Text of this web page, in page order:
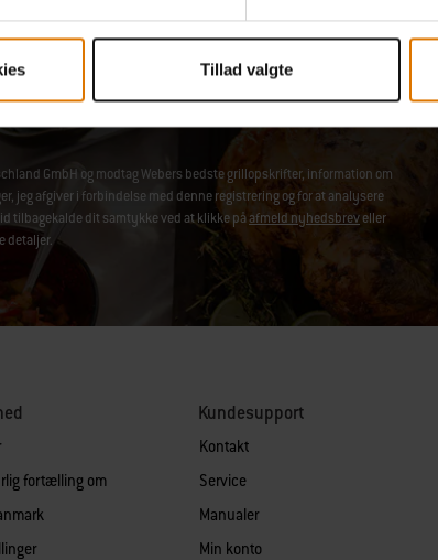
Tillad valgte
GmbH og modtag Webers bedste grillopskrifter, information om
jeg afgiver i forbindelse med denne registrering og for at analysere
tilbagekalde dit samtykke ved at klikke påafmeld nyhedsbreveller
detaljer.
fortælling om
Kundesupport
Kontakt
Service
Manualer
Min konto